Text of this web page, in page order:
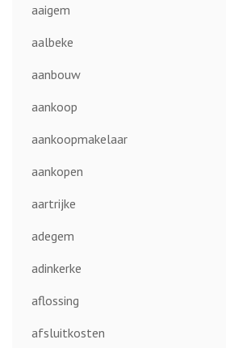
aaigem
aalbeke
aanbouw
aankoop
aankoopmakelaar
aankopen
aartrijke
adegem
adinkerke
aflossing
afsluitkosten